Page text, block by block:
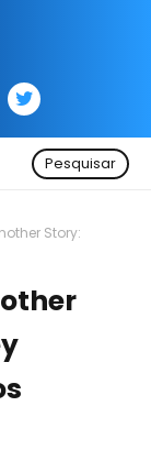
Pesquisar
Story: